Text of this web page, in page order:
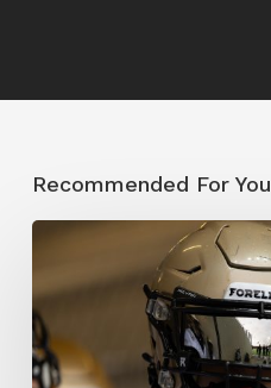
Recommended For You
Berlin
kämpft
ums
Überleben